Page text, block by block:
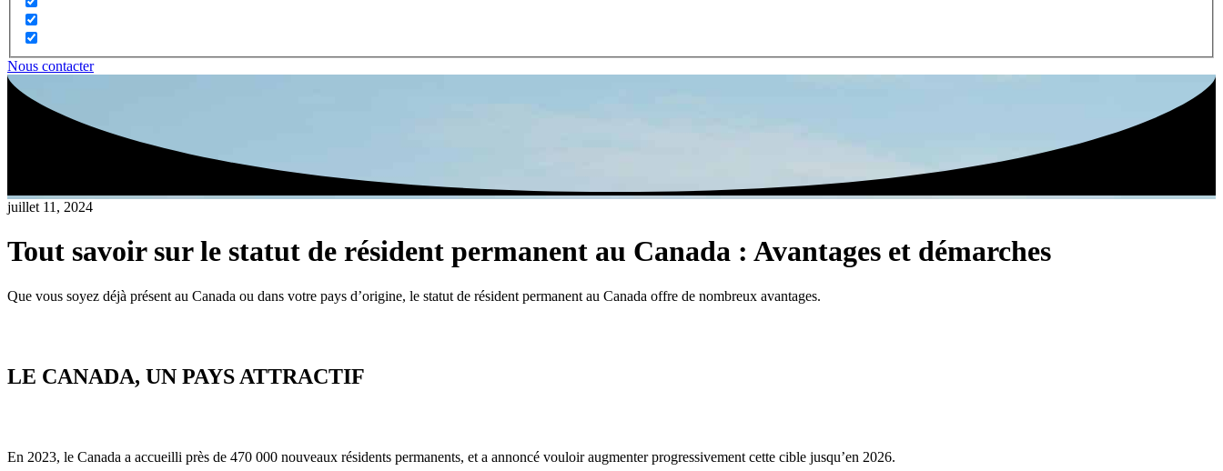
Nous contacter
juillet 11, 2024
Tout savoir sur le statut de résident permanent au Canada : Avantages et démarches
Que vous soyez déjà présent au Canada ou dans votre pays d’origine, le statut de résident permanent au Canada offre de nombreux avantages.
LE CANADA, UN PAYS ATTRACTIF
En 2023, le Canada a accueilli près de 470 000 nouveaux résidents permanents, et a annoncé vouloir augmenter progressivement cette cible jusqu’en 2026.